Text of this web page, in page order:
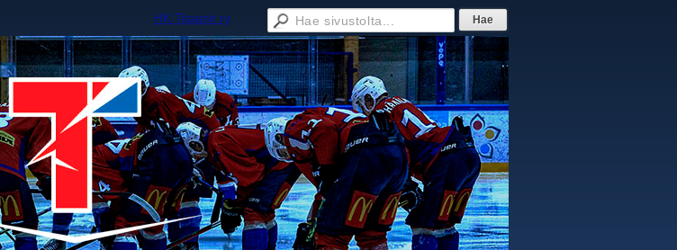
HK Titaanit ry